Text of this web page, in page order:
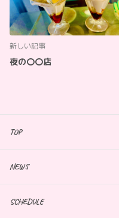
新しい記事
夜の〇〇店
TOP
NEWS
SCHEDULE